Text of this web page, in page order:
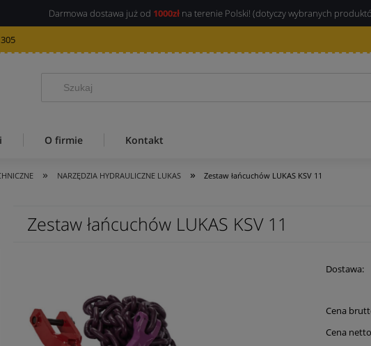
Darmowa dostawa już od 1000zł na terenie Polski! (dotyczy wybranych
O firmie Kontakt
» NARZĘDZIA HYDRAULICZNE LUKAS » Zestaw łańcuchów LUKAS KSV 11
Zestaw łańcuchów LUKAS KSV 11
Dostawa:
Cena
Cena